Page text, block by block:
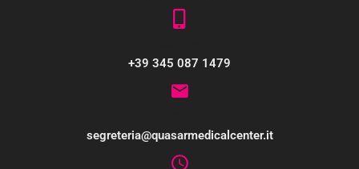
+39 345 087 1479
segreteria@quasarmedicalcenter.it